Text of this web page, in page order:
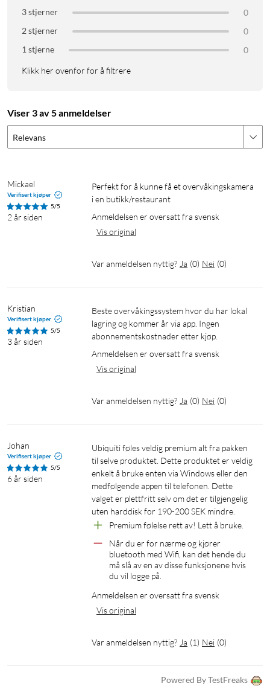
3 stjerner
0
2 stjerner
0
1 stjerne
0
Klikk her ovenfor for å filtrere
Viser 3 av 5 anmeldelser
Relevans
Mickael
Verifisert kjøper
5/5
2 år siden
Perfekt for å kunne få et overvåkingskamera
i en butikk/restaurant
Anmeldelsen er oversatt fra svensk
Vis original
Var anmeldelsen nyttig? Ja (0) Nei (0)
Kristian
Verifisert kjøper
5/5
3 år siden
Beste overvåkingssystem hvor du har lokal
lagring og kommer år via app. Ingen
abonnementskostnader etter kjøp.
Anmeldelsen er oversatt fra svensk
Vis original
Var anmeldelsen nyttig? Ja (0) Nei (0)
Johan
Verifisert kjøper
5/5
6 år siden
Ubiquiti føles veldig premium alt fra pakken
til selve produktet. Dette produktet er veldig
enkelt å bruke enten via Windows eller den
medfølgende appen til telefonen. Dette
valget er plettfritt selv om det er tilgjengelig
uten harddisk for 190-200 SEK mindre.
Premium følelse rett av! Lett å bruke.
Når du er for nærme og kjører
bluetooth med Wifi, kan det hende du
må slå av en av disse funksjonene hvis
du vil logge på.
Anmeldelsen er oversatt fra svensk
Vis original
Var anmeldelsen nyttig? Ja (1) Nei (0)
Powered By TestFreaks